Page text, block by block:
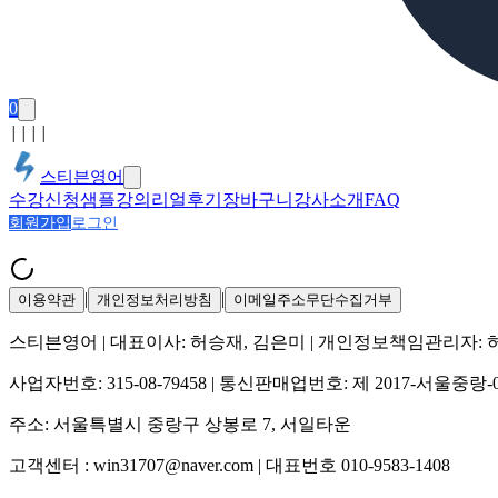
0
스티븐영어
수강신청샘플강의 리얼후기 장바구니 강사소개FAQ
회원가입 로그인
이용약관 | 개인정보처리방침 | 이메일주소무단수집거부
스티븐영어 | 대표이사: 허승재, 김은미 | 개인정보책임관리자:
사업자번호: 315-08-79458 | 통신판매업번호: 제 2017-서울중랑-
주소: 서울특별시 중랑구 상봉로 7, 서일타운
고객센터 : win31707@naver.com | 대표번호 010-9583-1408